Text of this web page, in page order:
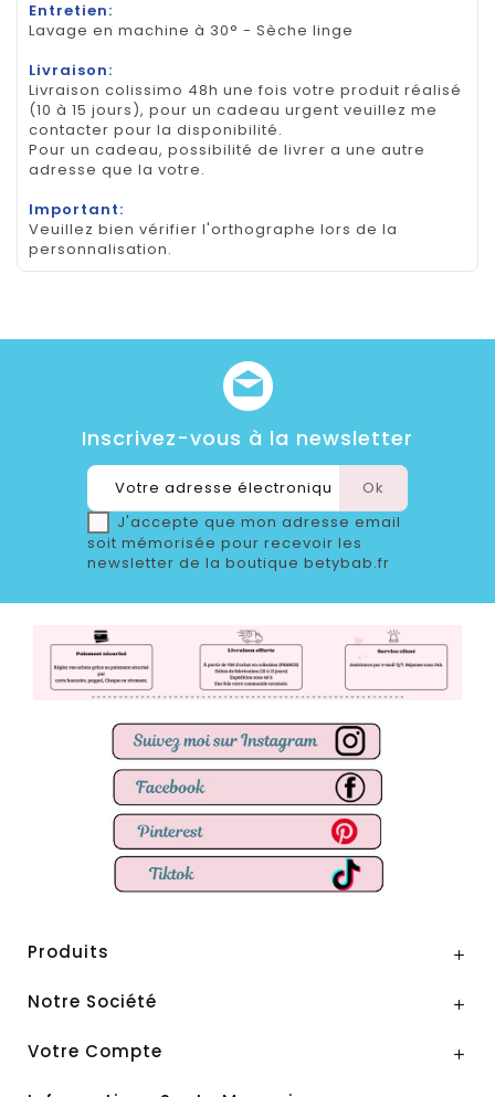
Entretien:
Lavage en machine à 30° - Sèche linge
Livraison:
Livraison colissimo 48h une fois votre produit réalisé
(10 à 15 jours), pour un cadeau urgent veuillez me
contacter pour la disponibilité.
Pour un cadeau, possibilité de livrer a une autre
adresse que la votre.
Important:
Veuillez bien vérifier l'orthographe lors de la
personnalisation.
Inscrivez-vous à la newsletter
J'accepte que mon adresse email
soit mémorisée pour recevoir les
newsletter de la boutique betybab.fr
Produits 
Notre Société 
Votre Compte 